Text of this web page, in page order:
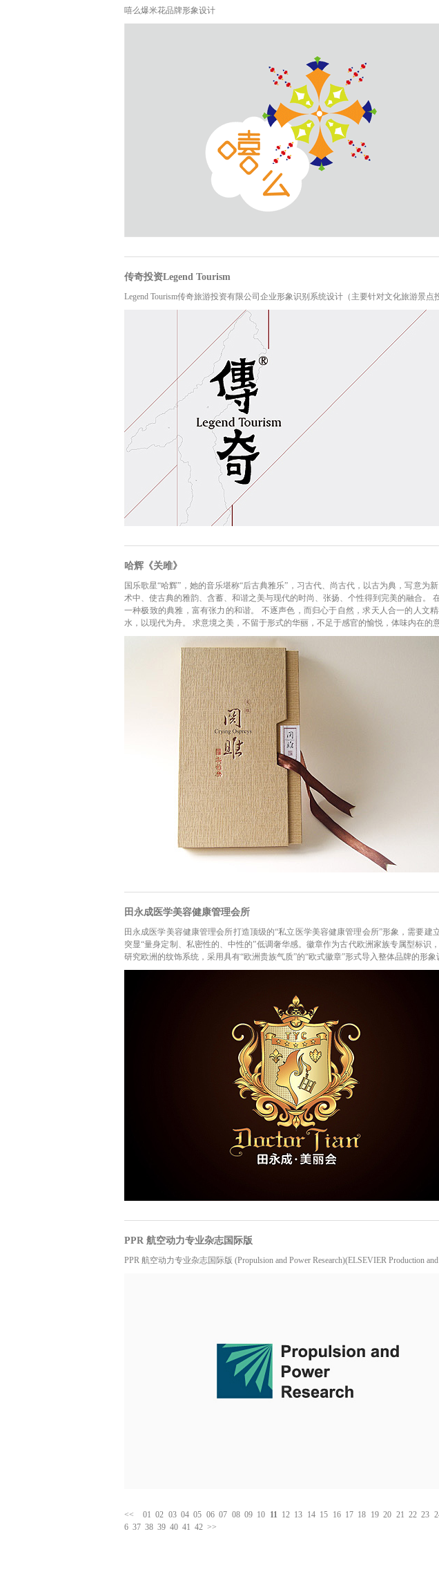
嘻么爆米花品牌形象设计
传奇投资Legend Tourism
Legend Tourism传奇旅游投资有限公司企业形象识别系统设计（主要针对文化旅游景点
哈辉《关雎》
国乐歌星“哈辉”，她的音乐堪称“后古典雅乐”，习古代、尚古代，以古为典，写意为
术中、使古典的雅韵、含蓄、和谐之美与现代的时尚、张扬、个性得到完美的融合。
一种极致的典雅，富有张力的和谐。 不逐声色，而归心于自然，求天人合一的人文
水，以现代为舟。 求意境之美，不留于形式的华丽，不足于感官的愉悦，体味内在的
田永成医学美容健康管理会所
田永成医学美容健康管理会所打造顶级的“私立医学美容健康管理会所”形象，需要建
突显“量身定制、私密性的、中性的”低调奢华感。徽章作为古代欧洲家族专属型标识
研究欧洲的纹饰系统，采用具有“欧洲贵族气质”的“欧式徽章”形式导入整体品牌的形象
PPR 航空动力专业杂志国际版
PPR 航空动力专业杂志国际版 (Propulsion and Power Research)(ELSEVIER Production
<< 01 02 03 04 05 06 07 08 09 10 11 12 13 14 15 16 17 18 19 20 21 22 23
6 37 38 39 40 41 42 >>